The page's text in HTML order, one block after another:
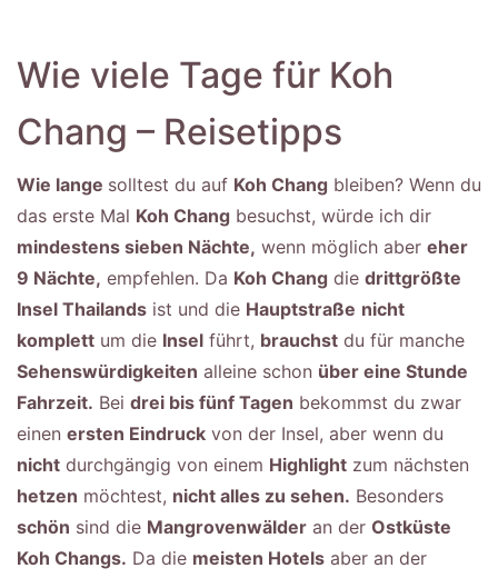
Wie viele Tage für Koh
Chang – Reisetipps
Wie lange solltest du auf Koh Chang bleiben? Wenn du
das erste Mal Koh Chang besuchst, würde ich dir
mindestens sieben Nächte, wenn möglich aber eher
9 Nächte, empfehlen. Da Koh Chang die drittgrößte
Insel Thailands ist und die Hauptstraße nicht
komplett um die Insel führt, brauchst du für manche
Sehenswürdigkeiten alleine schon über eine Stunde
Fahrzeit. Bei drei bis fünf Tagen bekommst du zwar
einen ersten Eindruck von der Insel, aber wenn du
nicht durchgängig von einem Highlight zum nächsten
hetzen möchtest, nicht alles zu sehen. Besonders
schön sind die Mangrovenwälder an der Ostküste
Koh Changs. Da die meisten Hotels aber an der